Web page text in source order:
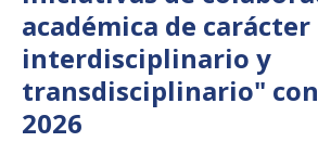
INVESTIGACIÓN
EXTENSIÓN
PUBLICACIONES
académica de carácter
interdisciplinario y
transdisciplinario"
2026